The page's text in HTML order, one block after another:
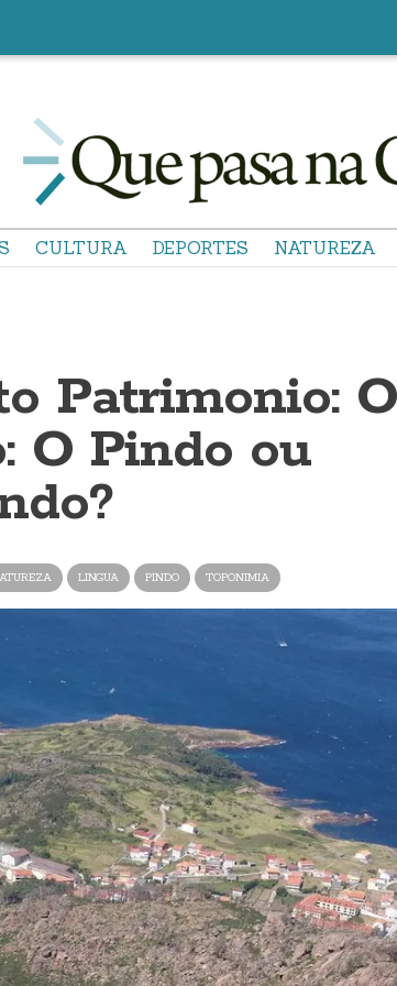
CULTURA DEPORTES NATUREZA
Patrimonio: O
O Pindo ou
LINGUA PINDO TOPONIMIA